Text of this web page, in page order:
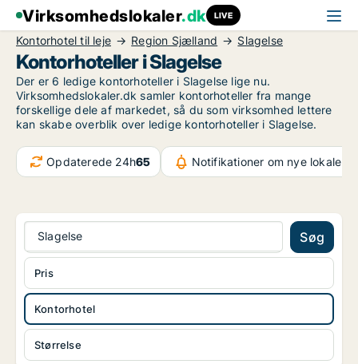
Virksomhedslokaler.dk LIVE
Kontorhotel til leje Region Sjælland Slagelse
Kontorhoteller i Slagelse
Der er 6 ledige kontorhoteller i Slagelse lige nu.
Virksomhedslokaler.dk samler kontorhoteller fra mange
forskellige dele af markedet, så du som virksomhed lettere
kan skabe overblik over ledige kontorhoteller i Slagelse.
Opdaterede 24h65 Notifikationer om nye lokaler
Slagelse Søg
Kontorhotel
Størrelse
Pris